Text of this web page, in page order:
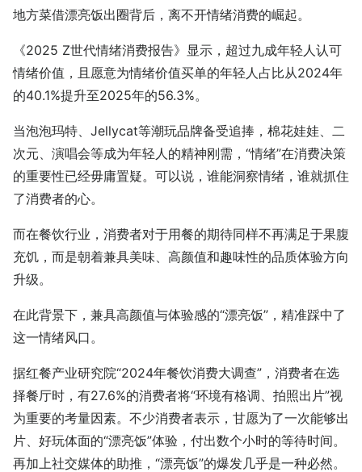
地方菜借漂亮饭出圈背后，离不开情绪消费的崛起。
《2025 Z世代情绪消费报告》显示，超过九成年轻人认可
情绪价值，且愿意为情绪价值买单的年轻人占比从2024年
的40.1%提升至2025年的56.3%。
当泡泡玛特、Jellycat等潮玩品牌备受追捧，棉花娃娃、二
次元、演唱会等成为年轻人的精神刚需，“情绪”在消费决策
的重要性已经毋庸置疑。可以说，谁能洞察情绪，谁就抓住
了消费者的心。
而在餐饮行业，消费者对于用餐的期待同样不再满足于果腹
充饥，而是朝着兼具美味、高颜值和趣味性的品质体验方向
升级。
在此背景下，兼具高颜值与体验感的“漂亮饭”，精准踩中了
这一情绪风口。
据红餐产业研究院“2024年餐饮消费大调查”，消费者在选
择餐厅时，有27.6%的消费者将“环境有格调、拍照出片”视
为重要的考量因素。不少消费者表示，甘愿为了一次能够出
片、好玩体面的“漂亮饭”体验，付出数个小时的等待时间。
再加上社交媒体的助推，“漂亮饭”的爆发几乎是一种必然。